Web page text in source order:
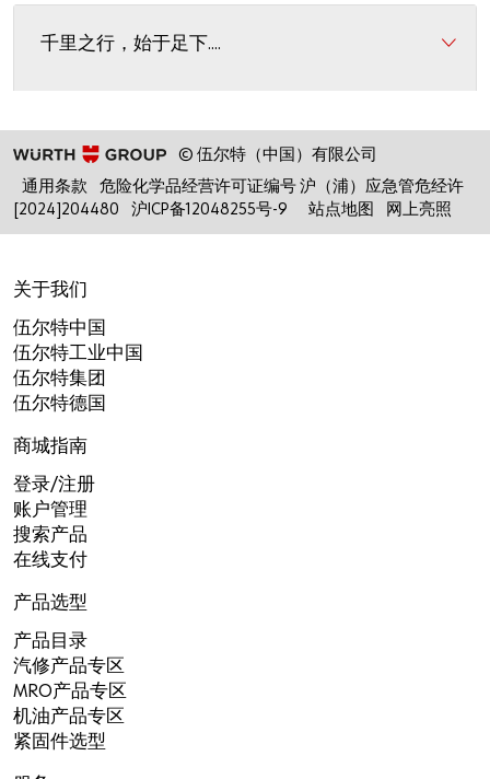
千里之行，始于足下....
© 伍尔特（中国）有限公司
通用条款
危险化学品经营许可证编号 沪（浦）应急管危经许
[2024]204480
沪ICP备12048255号-9 站点地图 网上亮照
关于我们
伍尔特中国
伍尔特工业中国
伍尔特集团
伍尔特德国
商城指南
登录/注册
账户管理
搜索产品
在线支付
产品选型
产品目录
汽修产品专区
MRO产品专区
机油产品专区
紧固件选型